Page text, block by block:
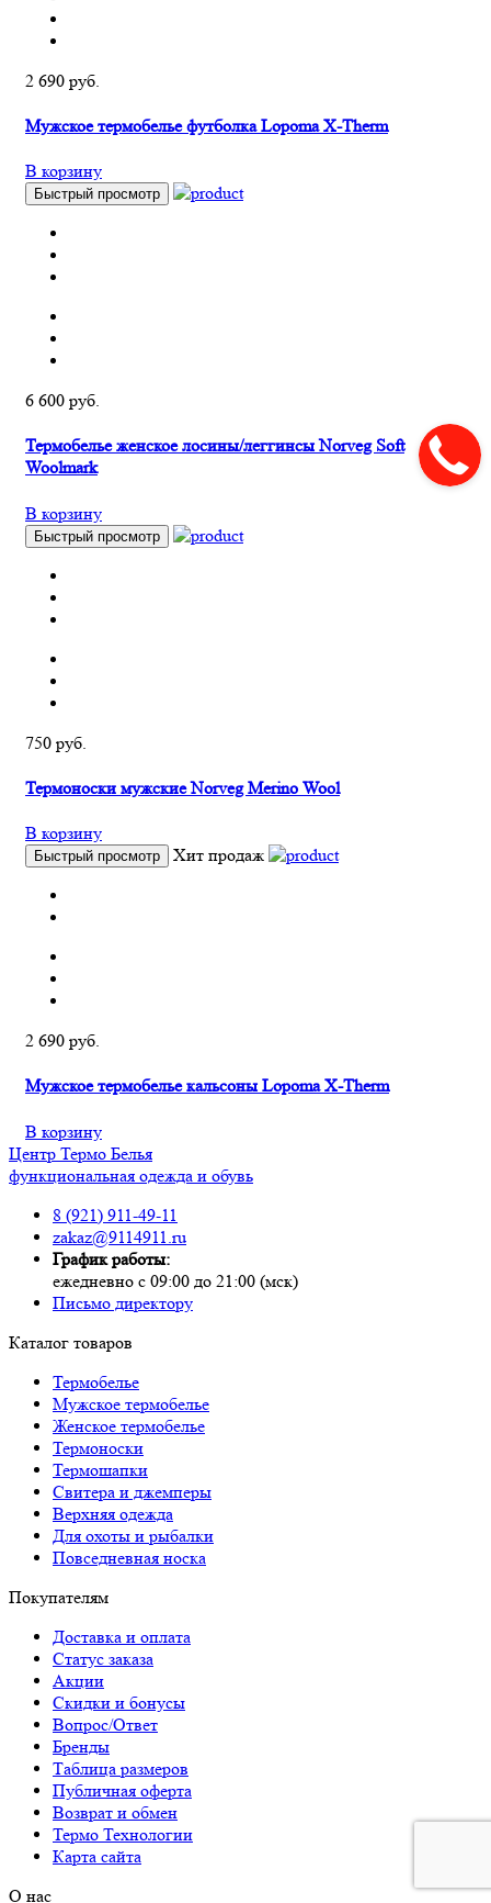
2 690 руб.
Мужское термобелье футболка Lopoma X-Therm
В корзину
Быстрый просмотр
6 600 руб.
Термобелье женское лосины/леггинсы Norveg Soft
Woolmark
В корзину
Быстрый просмотр
750 руб.
Термоноски мужские Norveg Merino Wool
В корзину
Быстрый просмотр Хит продаж
2 690 руб.
Мужское термобелье кальсоны Lopoma X-Therm
В корзину
Центр Термо Белья
функциональная одежда и обувь
8 (921) 911-49-11
zakaz@9114911.ru
График работы:
ежедневно с 09:00 до 21:00 (мск)
Письмо директору
Каталог товаров
Термобелье
Мужское термобелье
Женское термобелье
Термоноски
Термошапки
Свитера и джемперы
Верхняя одежда
Для охоты и рыбалки
Повседневная носка
Покупателям
Доставка и оплата
Статус заказа
Акции
Скидки и бонусы
Вопрос/Ответ
Бренды
Таблица размеров
Публичная оферта
Возврат и обмен
Термо Технологии
Карта сайта
О нас